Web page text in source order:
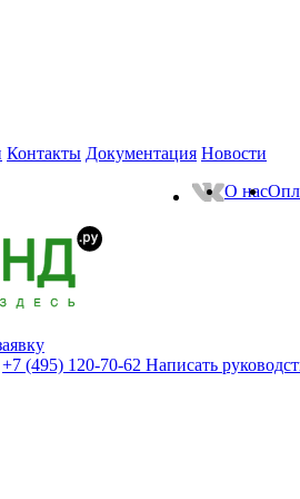
Контакты Документация Новости
О нас
+7 (495) 120-70-62 Написать